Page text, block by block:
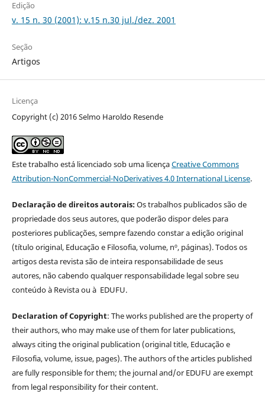
Edição
v. 15 n. 30 (2001): v.15 n.30 jul./dez. 2001
Seção
Artigos
Licença
Copyright (c) 2016 Selmo Haroldo Resende
Este trabalho está licenciado sob uma licençaCreative Commons
Attribution-NonCommercial-NoDerivatives 4.0 International License.
Declaração de direitos autorais:Os trabalhos publicados são de
propriedade dos seus autores, que poderão dispor deles para
posteriores publicações, sempre fazendo constar a edição original
(título original, Educação e Filosofia, volume, nº, páginas). Todos os
artigos desta revista são de inteira responsabilidade de seus
autores, não cabendo qualquer responsabilidade legal sobre seu
conteúdo à Revista ou à EDUFU.
Declaration of Copyright: The works published are the property of
their authors, who may make use of them for later publications,
always citing the original publication (original title, Educação e
Filosofia, volume, issue, pages). The authors of the articles published
are fully responsible for them; the journal and/or EDUFU are exempt
from legal responsibility for their content.